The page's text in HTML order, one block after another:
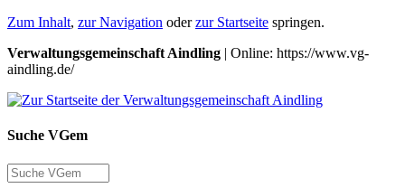
Zum Inhalt, zur Navigation oderzur Startseite springen.
Verwaltungsgemeinschaft Aindling | Online: https://www.vg-
aindling.de/
Suche VGem